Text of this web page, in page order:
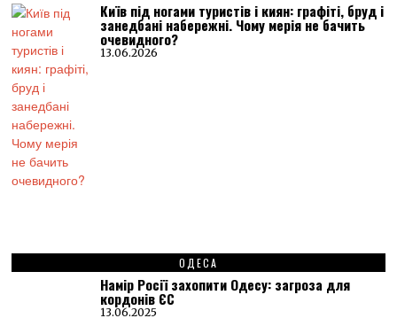
Київ під ногами туристів і киян: графіті, бруд і
занедбані набережні. Чому мерія не бачить
очевидного?
13.06.2026
ОДЕСА
Намір Росії захопити Одесу: загроза для
кордонів ЄС
13.06.2025